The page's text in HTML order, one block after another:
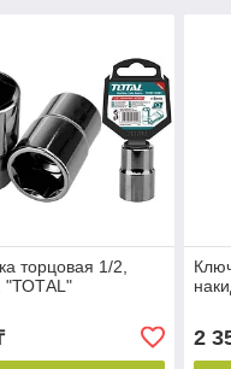
торцовая 1/2,
"ТОТАL"
2